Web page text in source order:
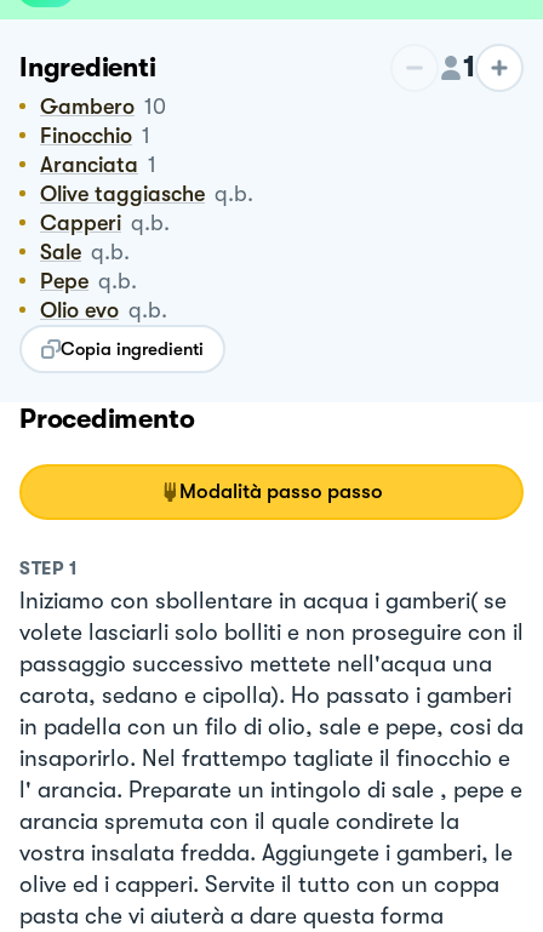
Ingredienti 1
Gambero 10
Finocchio 1
Aranciata 1
Olive taggiasche q.b.
Capperi q.b.
Sale q.b.
Pepe q.b.
Olio evo q.b.
Copia ingredienti
Procedimento
Modalità passo passo
STEP 1
Iniziamo con sbollentare in acqua i gamberi( se
volete lasciarli solo bolliti e non proseguire con il
passaggio successivo mettete nell'acqua una
carota, sedano e cipolla). Ho passato i gamberi
in padella con un filo di olio, sale e pepe, cosi da
insaporirlo. Nel frattempo tagliate il finocchio e
l' arancia. Preparate un intingolo di sale , pepe e
arancia spremuta con il quale condirete la
vostra insalata fredda. Aggiungete i gamberi, le
olive ed i capperi. Servite il tutto con un coppa
pasta che vi aiuterà a dare questa forma